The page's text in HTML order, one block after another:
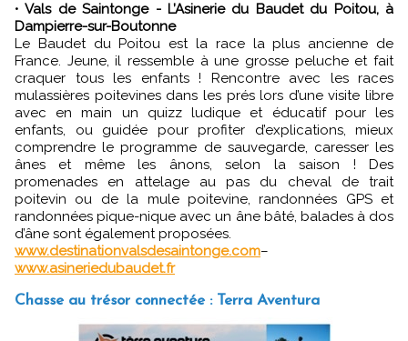
• Vals de Saintonge - L’Asinerie du Baudet du Poitou, à
Dampierre-sur-Boutonne
Le Baudet du Poitou est la race la plus ancienne de
France. Jeune, il ressemble à une grosse peluche et fait
craquer tous les enfants ! Rencontre avec les races
mulassières poitevines dans les prés lors d’une visite libre
avec en main un quizz ludique et éducatif pour les
enfants, ou guidée pour profiter d’explications, mieux
comprendre le programme de sauvegarde, caresser les
ânes et même les ânons, selon la saison ! Des
promenades en attelage au pas du cheval de trait
poitevin ou de la mule poitevine, randonnées GPS et
randonnées pique-nique avec un âne bâté, balades à dos
d’âne sont également proposées.
www.destinationvalsdesaintonge.com–
www.asineriedubaudet.fr
Chasse au trésor connectée : Terra Aventura